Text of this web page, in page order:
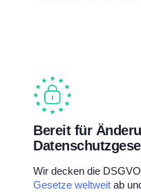
Bereit für
Wir decken die
Gesetze weltweit ab